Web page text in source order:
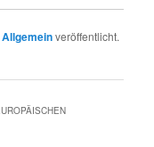
Allgemeinveröffentlicht.